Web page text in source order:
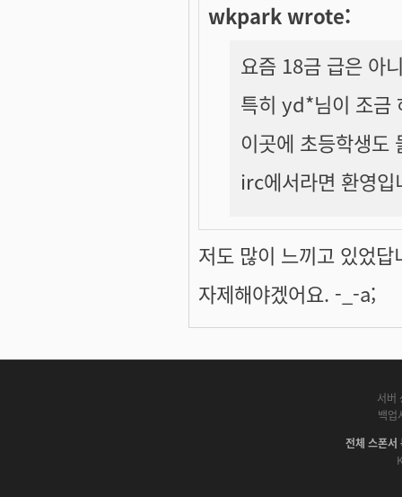
wkpark wrote:
요즘 18금 급은 아
특히 yd*님이 조금
이곳에 초등학생도
irc에서라면 환영
저도 많이 느끼고 있었답
자제해야겠어요. -_-a;
서버
백업
전체 스폰서